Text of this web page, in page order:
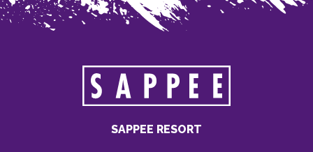
SAPPEE RESORT